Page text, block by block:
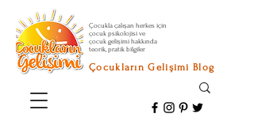
Çocukla çalışan herkes için
çocuk psikolojisi ve
çocuk gelişimi hakkında
teorik, pratik bilgiler
Çocukların Gelişimi Blog